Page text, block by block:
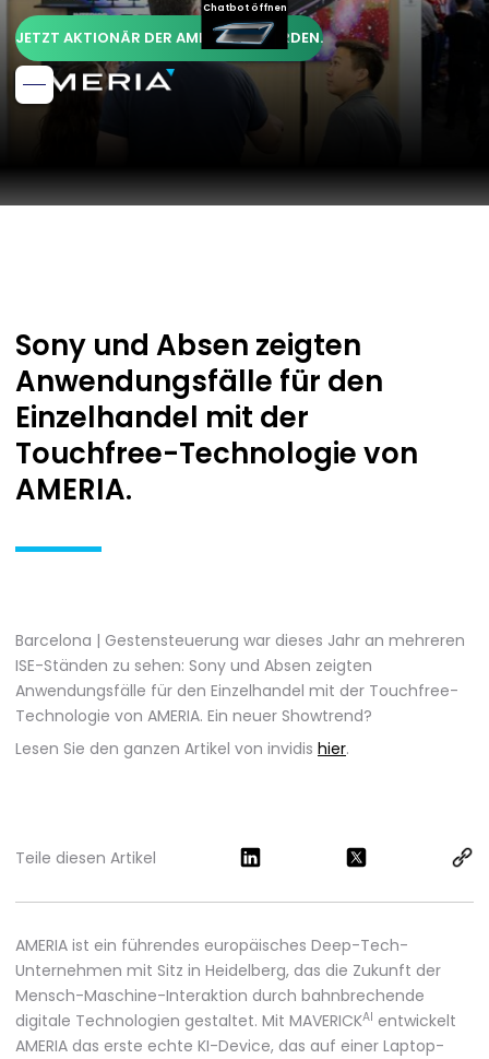
Chatbot öffnen
JETZT AKTIONÄR DER AMERIA AG WERDEN.
Sony und Absen zeigten
Anwendungsfälle für den
Einzelhandel mit der
Touchfree-Technologie von
AMERIA.
Barcelona | Gestensteuerung war dieses Jahr an mehreren
ISE-Ständen zu sehen: Sony und Absen zeigten
Anwendungsfälle für den Einzelhandel mit der Touchfree-
Technologie von AMERIA. Ein neuer Showtrend?
Lesen Sie den ganzen Artikel von invidis hier.
Teile diesen Artikel
AMERIA ist ein führendes europäisches Deep-Tech-
Unternehmen mit Sitz in Heidelberg, das die Zukunft der
Mensch-Maschine-Interaktion durch bahnbrechende
digitale Technologien gestaltet. Mit MAVERICKAI entwickelt
AMERIA das erste echte KI-Device, das auf einer Laptop-